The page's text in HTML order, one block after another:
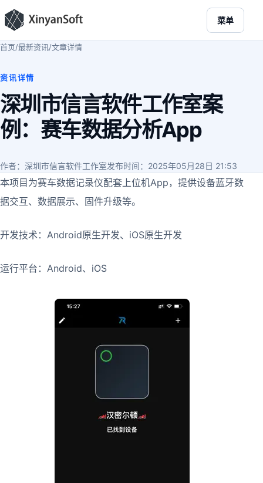
菜单
首页/最新资讯/文章详情
资讯详情
深圳市信言软件工作室案
例：赛车数据分析App
作者：深圳市信言软件工作室发布时间：2025年05月28日 21:53
本项目为赛车数据记录仪配套上位机App，提供设备蓝牙数
据交互、数据展示、固件升级等。
开发技术：Android原生开发、iOS原生开发
运行平台：Android、iOS